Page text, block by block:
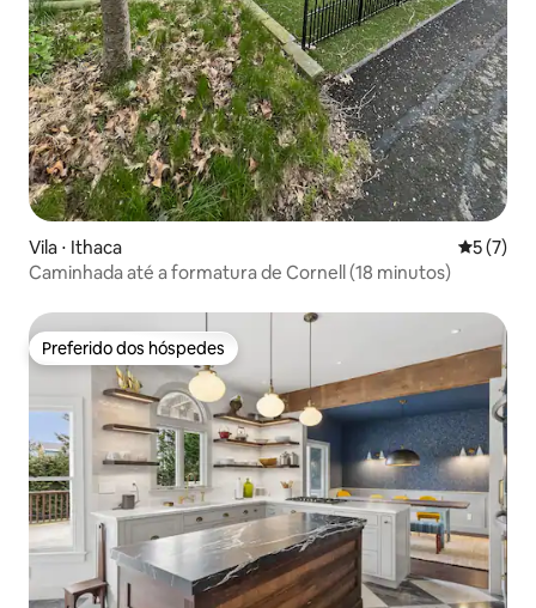
Vila ⋅ Ithaca 5 de
5 (7)
Caminhada até a formatura de Cornell (18 minutos)
Preferido dos hóspedes
Preferido dos hóspedes